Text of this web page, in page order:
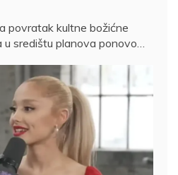
povratak kultne božićne
u središtu planova ponovo…